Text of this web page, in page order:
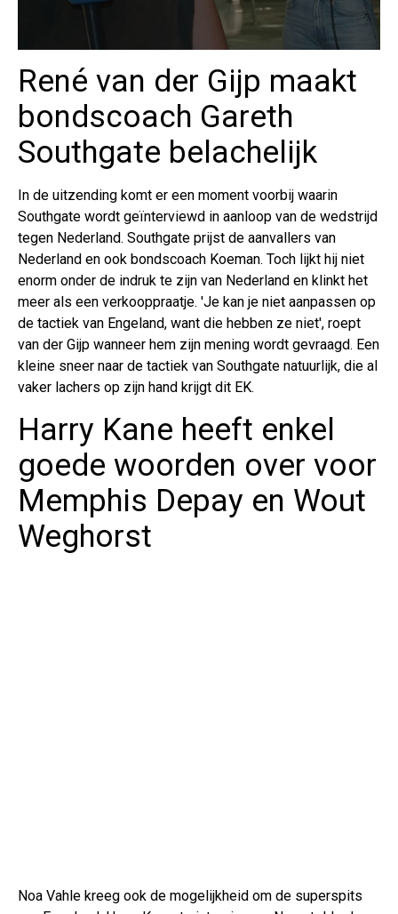
René van der Gijp maakt
bondscoach Gareth
Southgate belachelijk
In de uitzending komt er een moment voorbij waarin
Southgate wordt geïnterviewd in aanloop van de wedstrijd
tegen Nederland. Southgate prijst de aanvallers van
Nederland en ook bondscoach Koeman. Toch lijkt hij niet
enorm onder de indruk te zijn van Nederland en klinkt het
meer als een verkooppraatje. 'Je kan je niet aanpassen op
de tactiek van Engeland, want die hebben ze niet', roept
van der Gijp wanneer hem zijn mening wordt gevraagd. Een
kleine sneer naar de tactiek van Southgate natuurlijk, die al
vaker lachers op zijn hand krijgt dit EK.
Harry Kane heeft enkel
goede woorden over voor
Memphis Depay en Wout
Weghorst
Noa Vahle kreeg ook de mogelijkheid om de superspits